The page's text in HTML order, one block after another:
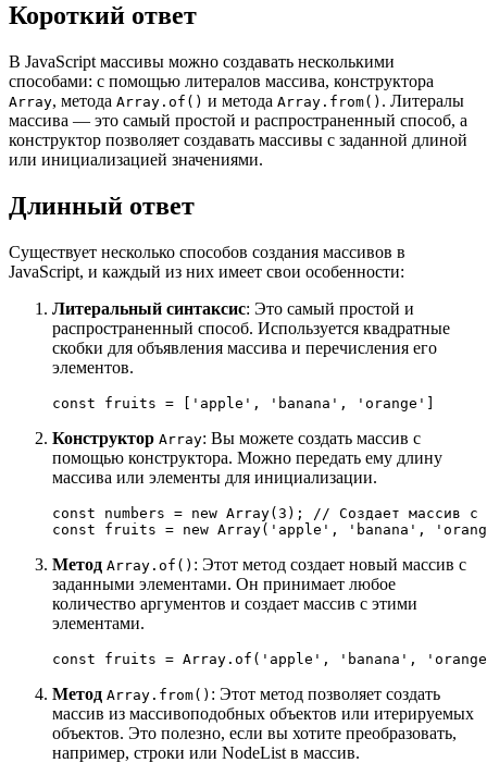
Короткий ответ
В JavaScript массивы можно создавать несколькими
способами: с помощью литералов массива, конструктора
Array, метода Array.of() и метода Array.from() . Литералы
массива — это самый простой и распространенный способ, а
конструктор позволяет создавать массивы с заданной длиной
или инициализацией значениями.
Длинный ответ
Существует несколько способов создания массивов в
JavaScript, и каждый из них имеет свои особенности:
Литеральный синтаксис: Это самый простой и
распространенный способ. Используется квадратные
скобки для объявления массива и перечисления его
элементов.
const fruits = 'apple' , 'banana' , 'orange'
Конструктор Array: Вы можете создать массив с
помощью конструктора. Можно передать ему длину
массива или элементы для инициализации.
const numbers = new Array( 3 );
// Создает массив с
const fruits = new Array( 'apple' , 'banana' ,
Метод Array.of() : Этот метод создает новый массив с
заданными элементами. Он принимает любое
количество аргументов и создает массив с этими
элементами.
const fruits = Array . of ( 'apple' , 'banana' ,
Метод Array.from() : Этот метод позволяет создать
массив из массивоподобных объектов или итерируемых
объектов. Это полезно, если вы хотите преобразовать,
например, строки или NodeList в массив.